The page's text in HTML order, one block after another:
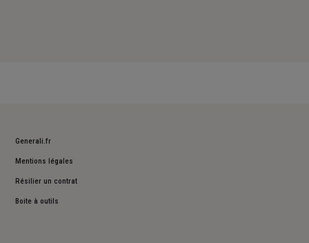
Generali.fr
Mentions légales
Résilier un contrat
Boite à outils